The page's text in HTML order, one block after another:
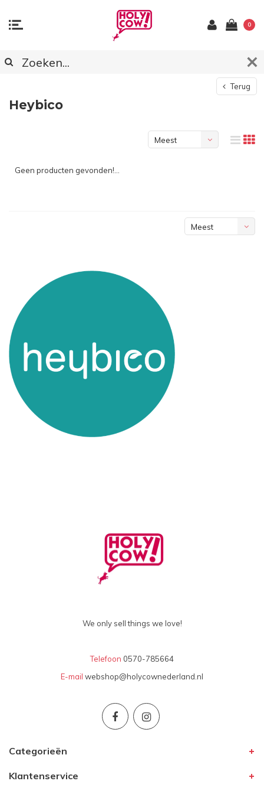
0
Terug
Heybico
Meest
Geen producten gevonden!...
Meest
We only sell things we love!
Telefoon 0570-785664
E-mail webshop@holycownederland.nl
Categorieën
Klantenservice